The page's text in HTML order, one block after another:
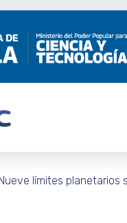
límites planetarios